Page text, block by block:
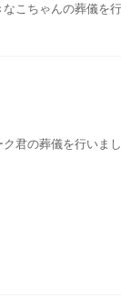
こちゃんの葬儀を
君の葬儀を行いま